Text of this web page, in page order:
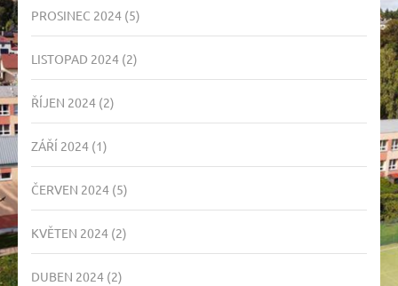
PROSINEC 2024 (5)
LISTOPAD 2024 (2)
ŘÍJEN 2024 (2)
ZÁŘÍ 2024 (1)
ČERVEN 2024 (5)
KVĚTEN 2024 (2)
DUBEN 2024 (2)